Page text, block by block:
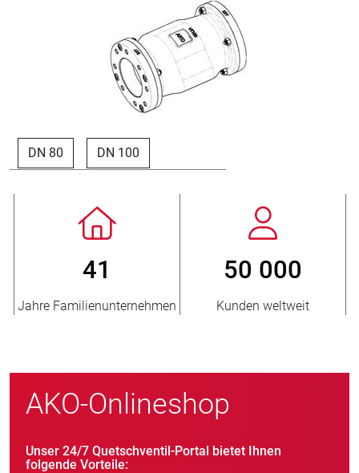
DN 80 DN 100
41
Jahre Familienunternehmen
50 000
Kunden weltweit
AKO-Onlineshop
Unser 24/7 Quetschventil-Portal bietet Ihnen
folgende Vorteile: